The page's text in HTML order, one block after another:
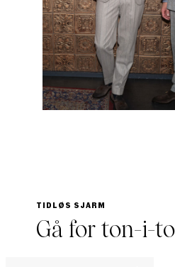
TIDLØS SJARM
Gå for ton-i-